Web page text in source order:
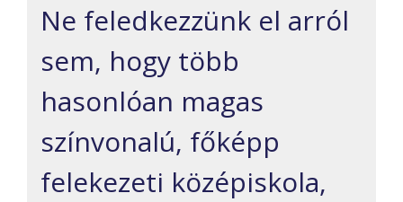
Ne feledkezzünk el arról
sem, hogy több
hasonlóan magas
színvonalú, főképp
felekezeti középiskola,